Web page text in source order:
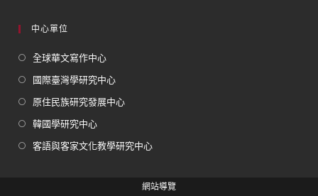
中心單位
全球華文寫作中心
國際臺灣學研究中心
原住民族研究發展中心
韓國學研究中心
客語與客家文化教學研究中心
網站導覽